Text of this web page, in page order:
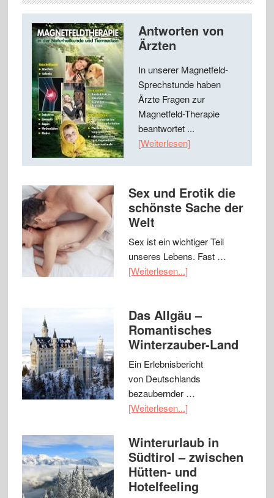
Antworten von
Ärzten
In unserer Magnetfeld-
Sprechstunde haben
Ärzte Fragen zur
Magnetfeld-Therapie
beantwortet ...
[Weiterlesen]
Sex und Erotik die
schönste Sache der
Welt
Sex ist ein wichtiger Teil
unseres Lebens. Fast …
[Weiterlesen...]
Das Allgäu –
Romantisches
Winterzauber-Land
Ein Erlebnisbericht
von Deutschlands
bezaubernder …
[Weiterlesen...]
Winterurlaub in
Südtirol – zwischen
Hütten- und
Hotelfeeling